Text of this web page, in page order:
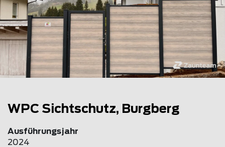
WPC Sichtschutz, Burgberg
Ausführungsjahr
2024